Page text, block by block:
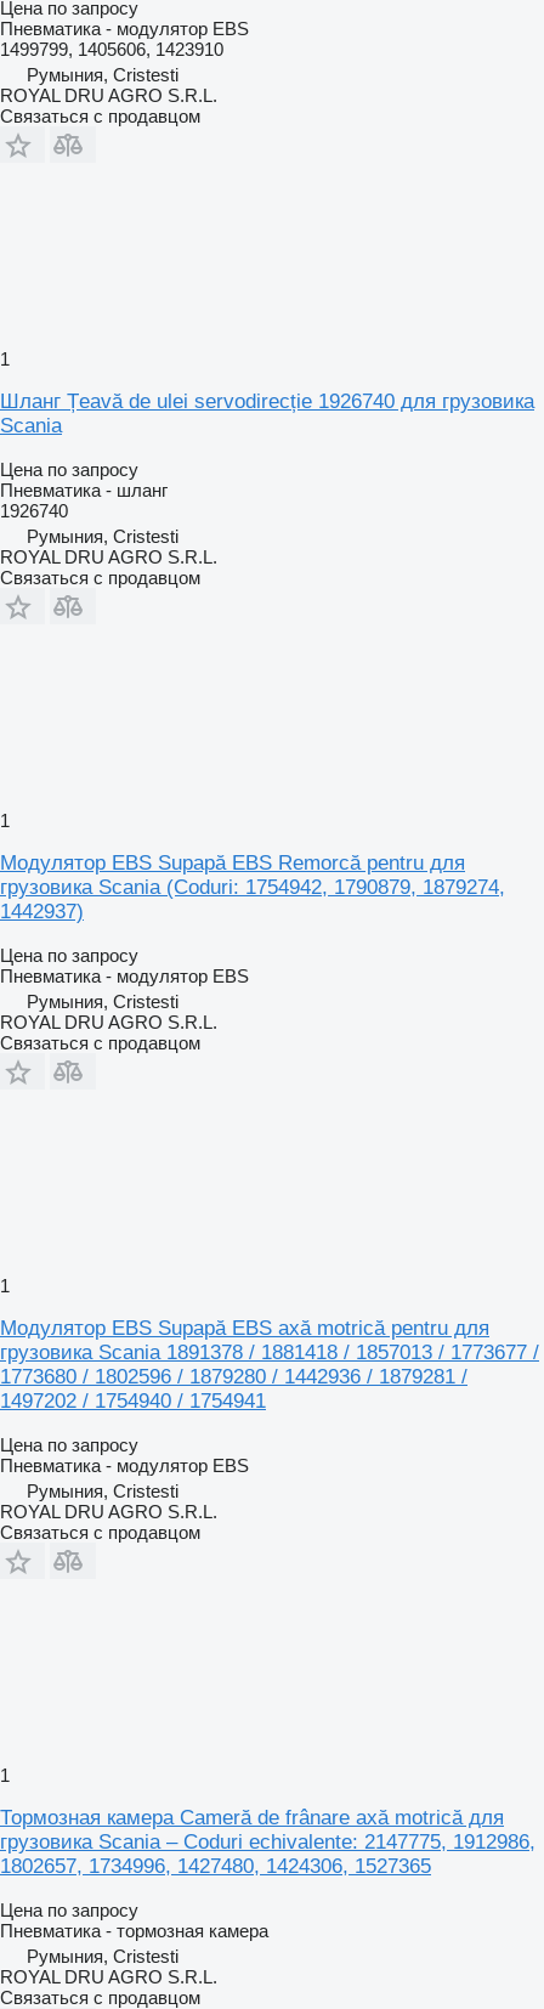
Цена по запросу
Пневматика - модулятор EBS
1499799, 1405606, 1423910
Румыния, Cristesti
ROYAL DRU AGRO S.R.L.
Связаться с продавцом
1
Шланг Țeavă de ulei servodirecție 1926740 для грузовика
Scania
Цена по запросу
Пневматика - шланг
1926740
Румыния, Cristesti
ROYAL DRU AGRO S.R.L.
Связаться с продавцом
1
Модулятор EBS Supapă EBS Remorcă pentru для
грузовика Scania (Coduri: 1754942, 1790879, 1879274,
1442937)
Цена по запросу
Пневматика - модулятор EBS
Румыния, Cristesti
ROYAL DRU AGRO S.R.L.
Связаться с продавцом
1
Модулятор EBS Supapă EBS axă motrică pentru для
грузовика Scania 1891378 / 1881418 / 1857013 / 1773677 /
1773680 / 1802596 / 1879280 / 1442936 / 1879281 /
1497202 / 1754940 / 1754941
Цена по запросу
Пневматика - модулятор EBS
Румыния, Cristesti
ROYAL DRU AGRO S.R.L.
Связаться с продавцом
1
Тормозная камера Cameră de frânare axă motrică для
грузовика Scania – Coduri echivalente: 2147775, 1912986,
1802657, 1734996, 1427480, 1424306, 1527365
Цена по запросу
Пневматика - тормозная камера
Румыния, Cristesti
ROYAL DRU AGRO S.R.L.
Связаться с продавцом